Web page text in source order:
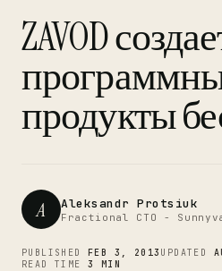
ZAVOD
продукты
A Aleksandr Protsiuk
Fractional CTO -
PUBLISHED FEB 3, 2013 UPDATED
READ TIME 3 MIN